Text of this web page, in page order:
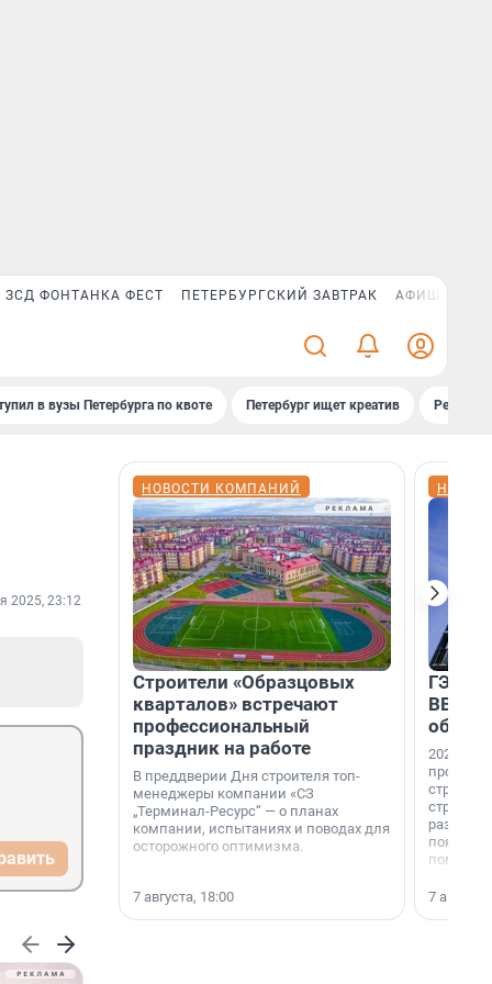
ЗСД ФОНТАНКА ФЕСТ ПЕТЕРБУРГСКИЙ ЗАВТРАК АФИША PLUS
в вузы Петербурга по квоте Петербург ищет креатив
2025, 23:12
НОВОСТИ КОМПАНИЙ
Строители «Образцовых
кварталов» встречают
профессиональный
праздник на работе
В преддверии Дня строителя топ-
менеджеры компании «СЗ
„Терминал-Ресурс“ — о планах
компании, испытаниях и поводах для
осторожного оптимизма.
7 августа, 18:00
ГЭС,
ВВП: в
об
2026-й —
раз. В
7